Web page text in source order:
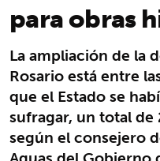
para obras
La ampliación de la
Rosario está entre
que el Estado se
sufragar, un total
según el consejero